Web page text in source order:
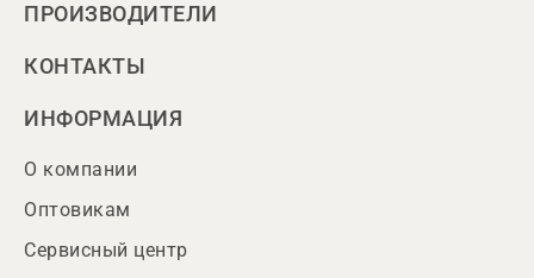
ПРОИЗВОДИТЕЛИ
КОНТАКТЫ
ИНФОРМАЦИЯ
О компании
Оптовикам
Сервисный центр